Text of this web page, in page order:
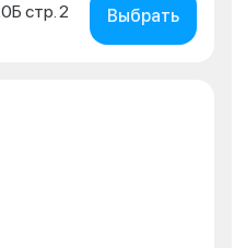
стр. 2
Выбрать